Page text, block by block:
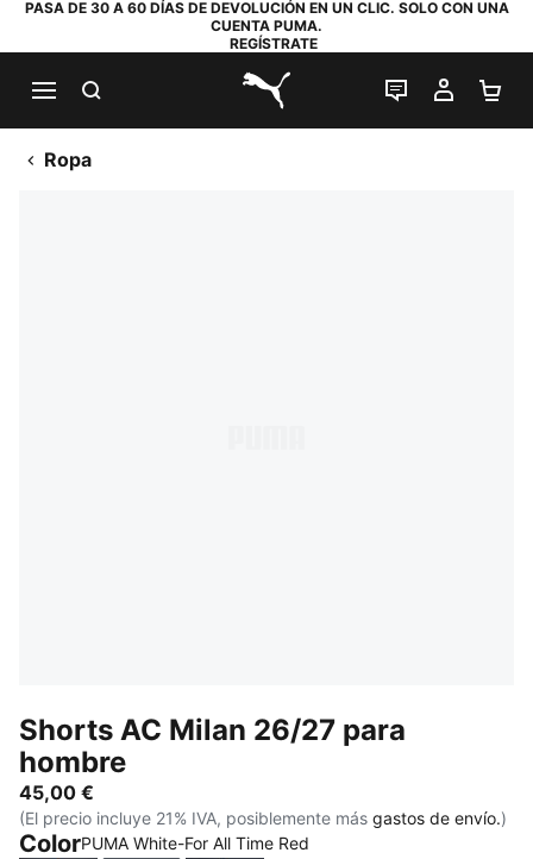
PASA DE 30 A 60 DÍAS DE DEVOLUCIÓN EN UN CLIC. SOLO CON UNA
CUENTA PUMA.
REGÍSTRATE
PUMA.com
CHAT EN
MI
Ropa
Shorts AC Milan 26/27 para
hombre
45,00 €
(El precio incluye 21% IVA, posiblemente más gastos de envío.)
ColorPUMA White-For All Time Red